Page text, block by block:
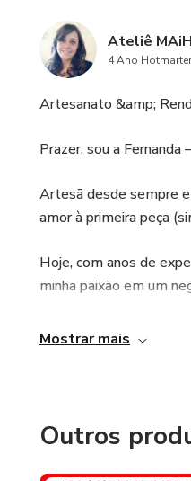
Ateliê
4 Ano Hotmarter
Artesanato &amp;
Prazer, sou a
Artesã desde sempre
amor à primeira peça
Hoje, com anos de
minha paixão em um
💻 Vivo 100% da internet
Mostrar mais
Outros